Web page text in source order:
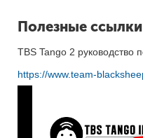
Полезные ссылки
TBS Tango 2 руководство
https://www.team-